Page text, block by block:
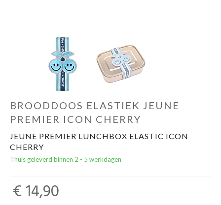
Cadeaubon
Acties en events
BROODDOOS ELASTIEK JEUNE
PREMIER ICON CHERRY
JEUNE PREMIER LUNCHBOX ELASTIC ICON
CHERRY
Thuis geleverd binnen 2 - 5 werkdagen
€ 14,90